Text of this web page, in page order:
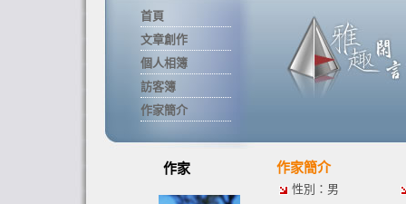
首頁
文章創作
個人相簿
訪客簿
作家簡介
作家 作家簡介
性別：男